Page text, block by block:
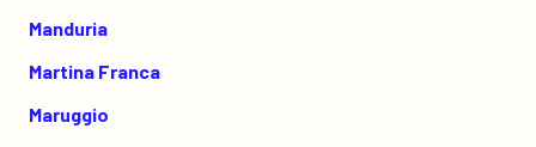
Manduria
Martina Franca
Maruggio